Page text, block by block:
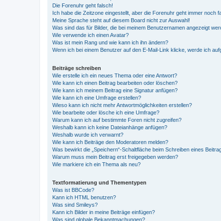
Die Forenuhr geht falsch!
Ich habe die Zeitzone eingestellt, aber die Forenuhr geht immer noch
Meine Sprache steht auf diesem Board nicht zur Auswahl!
Was sind das für Bilder, die bei meinem Benutzernamen angezeigt
Wie verwende ich einen Avatar?
Was ist mein Rang und wie kann ich ihn ändern?
Wenn ich bei einem Benutzer auf den E-Mail-Link klicke, werde ich
Beiträge schreiben
Wie erstelle ich ein neues Thema oder eine Antwort?
Wie kann ich einen Beitrag bearbeiten oder löschen?
Wie kann ich meinem Beitrag eine Signatur anfügen?
Wie kann ich eine Umfrage erstellen?
Wieso kann ich nicht mehr Antwortmöglichkeiten erstellen?
Wie bearbeite oder lösche ich eine Umfrage?
Warum kann ich auf bestimmte Foren nicht zugreifen?
Weshalb kann ich keine Dateianhänge anfügen?
Weshalb wurde ich verwarnt?
Wie kann ich Beiträge den Moderatoren melden?
Was bewirkt die „Speichern“-Schaltfläche beim Schreiben eines
Warum muss mein Beitrag erst freigegeben werden?
Wie markiere ich ein Thema als neu?
Textformatierung und Thementypen
Was ist BBCode?
Kann ich HTML benutzen?
Was sind Smileys?
Kann ich Bilder in meine Beiträge einfügen?
Was sind globale Bekanntmachungen?